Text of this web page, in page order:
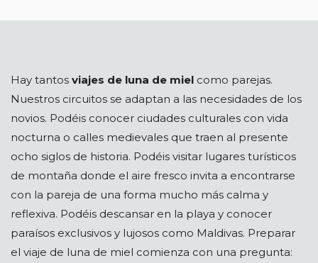
Hay tantos viajes de luna de miel como parejas.
Nuestros circuitos se adaptan a las necesidades de los
novios. Podéis conocer ciudades culturales con vida
nocturna o calles medievales que traen al presente
ocho siglos de historia. Podéis visitar lugares turísticos
de montaña donde el aire fresco invita a encontrarse
con la pareja de una forma mucho más calma y
reflexiva. Podéis descansar en la playa y conocer
paraísos exclusivos y lujosos como Maldivas. Preparar
el viaje de luna de miel comienza con una pregunta: